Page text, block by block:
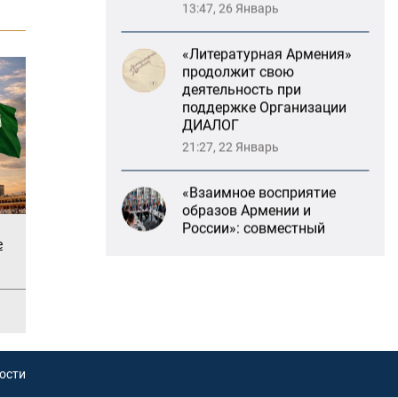
«Литературная Армения»
продолжит свою
деятельность при
поддержке Организации
ДИАЛОГ
21:27, 22 Январь
«Взаимное восприятие
образов Армении и
России»: совместный
круглый стол РСМД и
ДИАЛОГА
Ереване